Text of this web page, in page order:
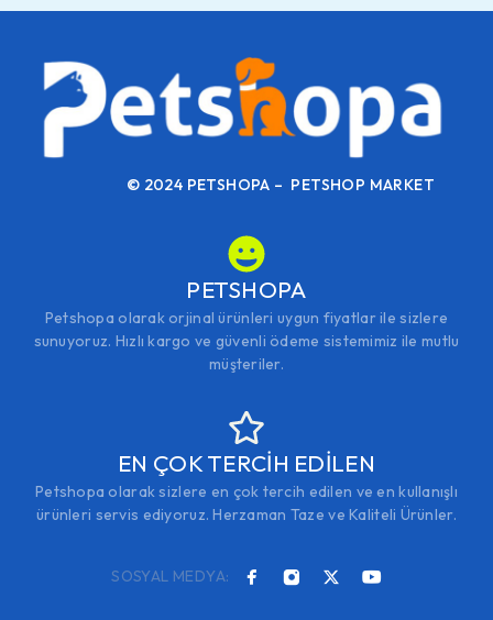
© 2024 PETSHOPA – PETSHOP MARKET
PETSHOPA
Petshopa olarak orjinal ürünleri uygun fiyatlar ile sizlere
sunuyoruz. Hızlı kargo ve güvenli ödeme sistemimiz ile mutlu
müşteriler.
EN ÇOK TERCİH EDİLEN
Petshopa olarak sizlere en çok tercih edilen ve en kullanışlı
ürünleri servis ediyoruz. Herzaman Taze ve Kaliteli Ürünler.
SOSYAL MEDYA: